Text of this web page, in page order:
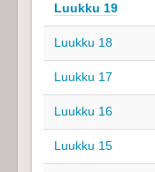
Luukku 19
Luukku 18
Luukku 17
Luukku 16
Luukku 15